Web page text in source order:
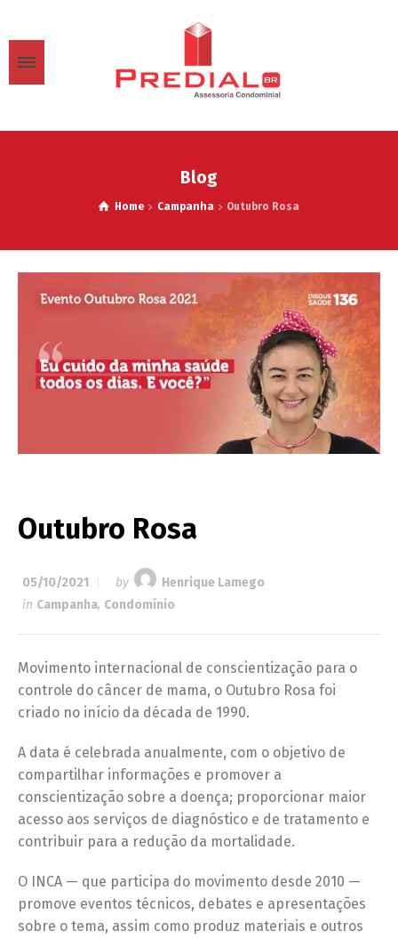
Blog
Home Campanha Outubro Rosa
Outubro Rosa
05/10/2021 by
Henrique Lamego
in Campanha, Condomínio
Movimento internacional de conscientização para o
controle do câncer de mama, o Outubro Rosa foi
criado no início da década de 1990.
A data é celebrada anualmente, com o objetivo de
compartilhar informações e promover a
conscientização sobre a doença; proporcionar maior
acesso aos serviços de diagnóstico e de tratamento e
contribuir para a redução da mortalidade.
O INCA — que participa do movimento desde 2010 —
promove eventos técnicos, debates e apresentações
sobre o tema, assim como produz materiais e outros